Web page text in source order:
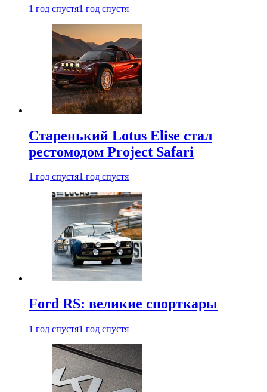
1 год спустя1 год спустя
Старенький Lotus Elise стал
рестомодом Project Safari
1 год спустя1 год спустя
Ford RS: великие спорткары
1 год спустя1 год спустя